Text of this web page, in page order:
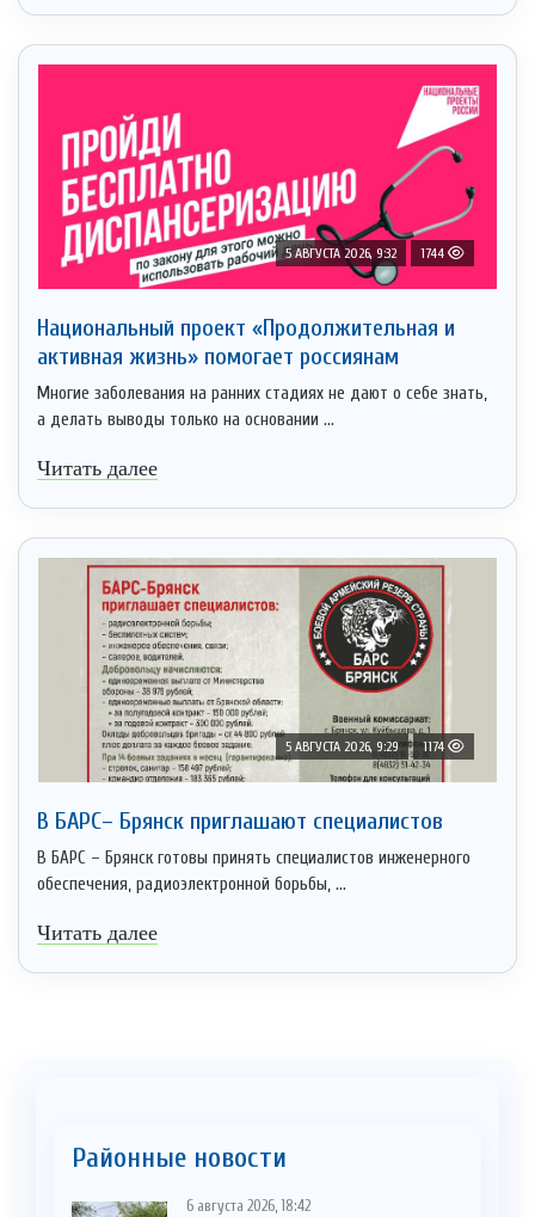
5 АВГУСТА 2026, 9:32 1744
Национальный проект «Продолжительная и
активная жизнь» помогает россиянам
Многие заболевания на ранних стадиях не дают о себе знать,
а делать выводы только на основании ...
Читать далее
5 АВГУСТА 2026, 9:29 1174
В БАРС– Брянcк приглaшают cпециaлистoв
В БАРС – Брянск готовы принять специалистов инженерного
обеспечения, радиоэлектронной борьбы, ...
Читать далее
Районные новости
6 августа 2026, 18:42